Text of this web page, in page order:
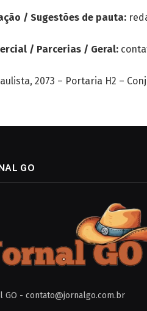
/ Sugestões de pauta:
/ Parcerias / Geral:
2073 – Portaria H2 –
GO
GO - contato@jornalgo.com.br